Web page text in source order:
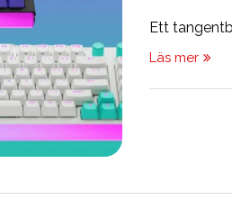
Ett
Läs mer